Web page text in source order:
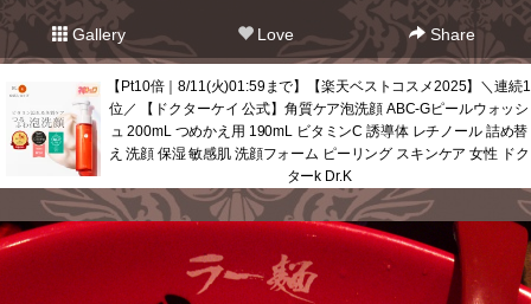
Gallery Love Share
【Pt10倍｜8/11(火)01:59まで】【楽天ベストコスメ2025】＼連続1
位／ 【ドクターケイ 公式】角質ケア泡洗顔 ABC-Gピールウォッシ
ュ 200mL つめかえ用 190mL ビタミンC 誘導体 レチノール 詰め替
え 洗顔 保湿 敏感肌 洗顔フォーム ピーリング スキンケア 女性 ドク
ターk Dr.K